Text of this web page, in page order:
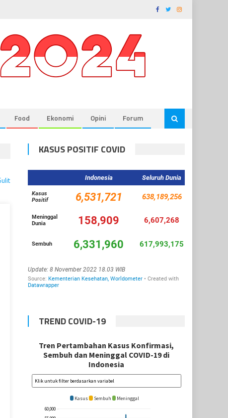
Food Ekonomi Opini Forum
KASUS POSITIF COVID
TREND COVID-19